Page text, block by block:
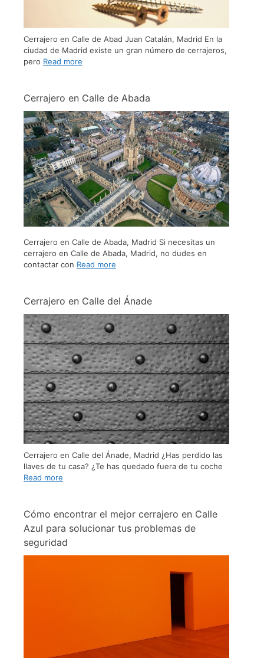
Cerrajero en Calle de Abad Juan Catalán, Madrid En la
ciudad de Madrid existe un gran número de cerrajeros,
pero Read more
Cerrajero en Calle de Abada
Cerrajero en Calle de Abada, Madrid Si necesitas un
cerrajero en Calle de Abada, Madrid, no dudes en
contactar con Read more
Cerrajero en Calle del Ánade
Cerrajero en Calle del Ánade, Madrid ¿Has perdido las
llaves de tu casa? ¿Te has quedado fuera de tu coche
Read more
Cómo encontrar el mejor cerrajero en Calle
Azul para solucionar tus problemas de
seguridad